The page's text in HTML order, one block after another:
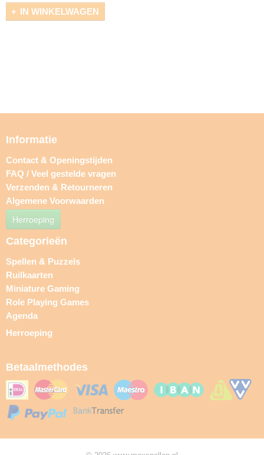
IN WINKELWAGEN
Informatie
Contact & Openingstijden
FAQ / Veel gestelde vragen
Verzenden & Retourneren
Algemene Voorwaarden
Herroeping
Categorieën
Spellen & Puzzels
Ruilkaarten
Miniature Gaming
Role Playing Games
Agenda
Herroeping
Betaalmethodes